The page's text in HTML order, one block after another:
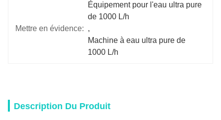
Mettre en évidence:
Équipement pour l'eau ultra pure
de 1000 L/h
,
Machine à eau ultra pure de
1000 L/h
Description Du Produit